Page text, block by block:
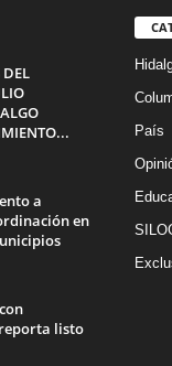
a
en
listo
País